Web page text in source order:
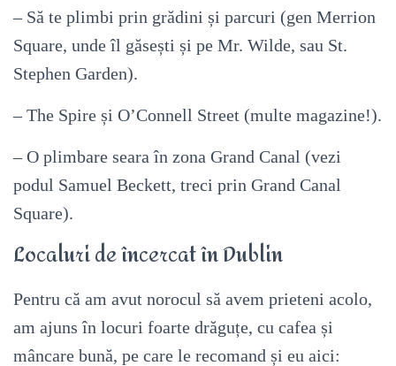
– Să te plimbi prin grădini și parcuri (gen Merrion
Square, unde îl găsești și pe Mr. Wilde, sau St.
Stephen Garden).
– The Spire și O’Connell Street (multe magazine!).
– O plimbare seara în zona Grand Canal (vezi
podul Samuel Beckett, treci prin Grand Canal
Square).
Localuri de încercat în Dublin
Pentru că am avut norocul să avem prieteni acolo,
am ajuns în locuri foarte drăguțe, cu cafea și
mâncare bună, pe care le recomand și eu aici: